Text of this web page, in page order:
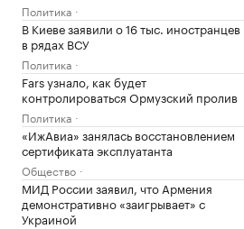
Политика
В Киеве заявили о 16 тыс. иностранцев
в рядах ВСУ
Политика
Fars узнало, как будет
контролироваться Ормузский пролив
Политика
«ИжАвиа» занялась восстановлением
сертификата эксплуатанта
Общество
МИД России заявил, что Армения
демонстративно «заигрывает» с
Украиной